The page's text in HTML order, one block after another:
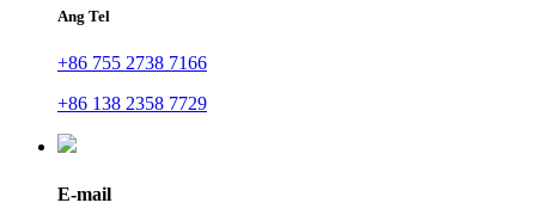
Ang Tel
+86 755 2738 7166
+86 138 2358 7729
E-mail